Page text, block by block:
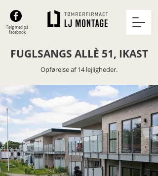
Følg med på
facebook
FUGLSANGS ALLÈ 51, IKAST
Opførelse af 14 lejligheder.